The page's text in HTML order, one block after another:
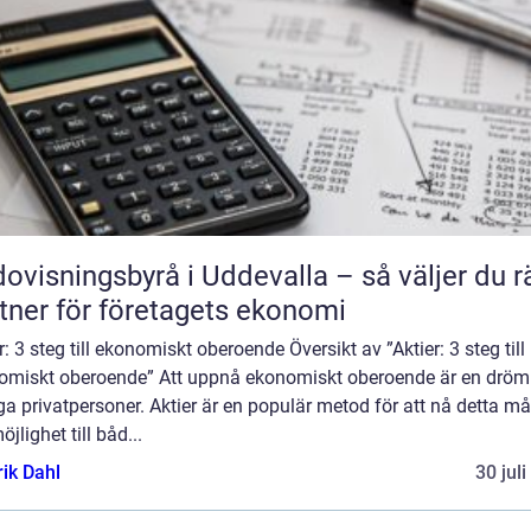
i Uddevalla – så väljer du
för företagets ekonomi
3 steg till ekonomiskt oberoende Översikt av ”Aktier: 3 steg till
oberoende” Att uppnå ekonomiskt oberoende är en
privatpersoner. Aktier är en populär metod för att nå detta
till båd...
Dahl
30 juli